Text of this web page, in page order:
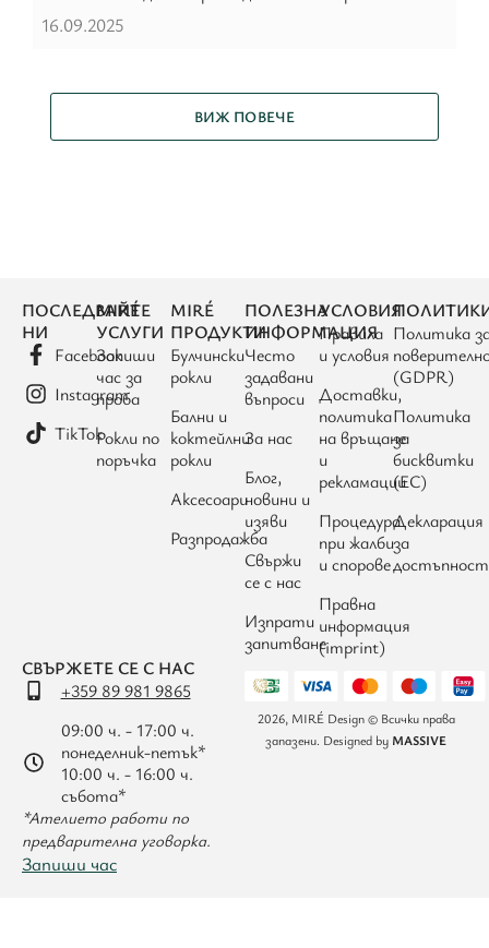
16.09.2025
ВИЖ ПОВЕЧЕ
ПОСЛЕДВАЙТЕ
НИ
Facebook
Instagram
TikTok
MIRÉ
УСЛУГИ
Запиши
час за
проба
Рокли по
поръчка
MIRÉ
ПРОДУКТИ
Булчински
рокли
Бални и
коктейлни
рокли
Аксесоари
Разпродажба
ПОЛЕЗНА
ИНФОРМАЦИЯ
Често
задавани
въпроси
За нас
Блог,
новини и
изяви
Свържи
се с нас
Изпрати
запитване
УСЛОВИЯ
Правила
и условия
Доставки,
политика
на връщане
и
рекламации
Процедура
при жалби
и спорове
Правна
информация
(imprint)
Политика
(GDPR)
Политика
за
бисквитки
(ЕС)
Декларация
за
достъпност
2026, MIRÉ Design © Всички права
запазени. Designed by MASSIVE
СВЪРЖЕТЕ СЕ С НАС
+359 89 981 9865
09:00 ч. - 17:00 ч.
понеделник-петък*
10:00 ч. - 16:00 ч.
събота*
*Ателието работи по
предварителна уговорка.
Запиши час